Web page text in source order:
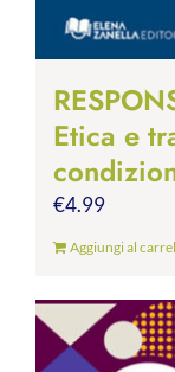
Etica e
€4.99
Aggiungi al